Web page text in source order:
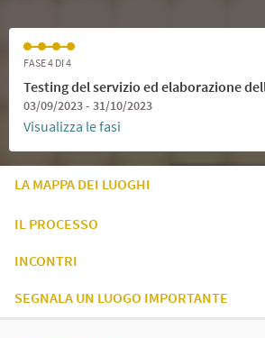
FASE 4 DI 4
Testing del servizio ed elaborazione
03/09/2023 - 31/10/2023
Visualizza le fasi
LA MAPPA DEI LUOGHI
IL PROCESSO
INCONTRI
SEGNALA UN LUOGO IMPORTANTE